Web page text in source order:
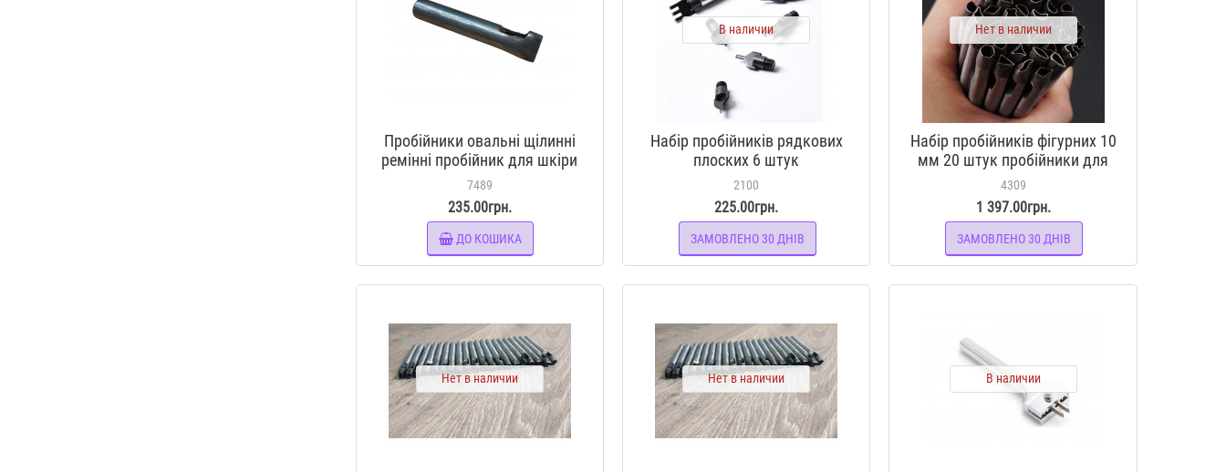
Пробійники овальні щілинні
ремінні пробійник для шкіри
25*2 мм
7489
235.00грн.
ДО КОШИКА
В наличии
Набір пробійників рядкових
плоских 6 штук
2100
225.00грн.
ЗАМОВЛЕНО 30 ДНІВ
Нет в наличии
Набір пробійників фігурних 10
мм 20 штук пробійники для
шкіри
4309
1 397.00грн.
ЗАМОВЛЕНО 30 ДНІВ
Нет в наличии Нет в наличии В наличии